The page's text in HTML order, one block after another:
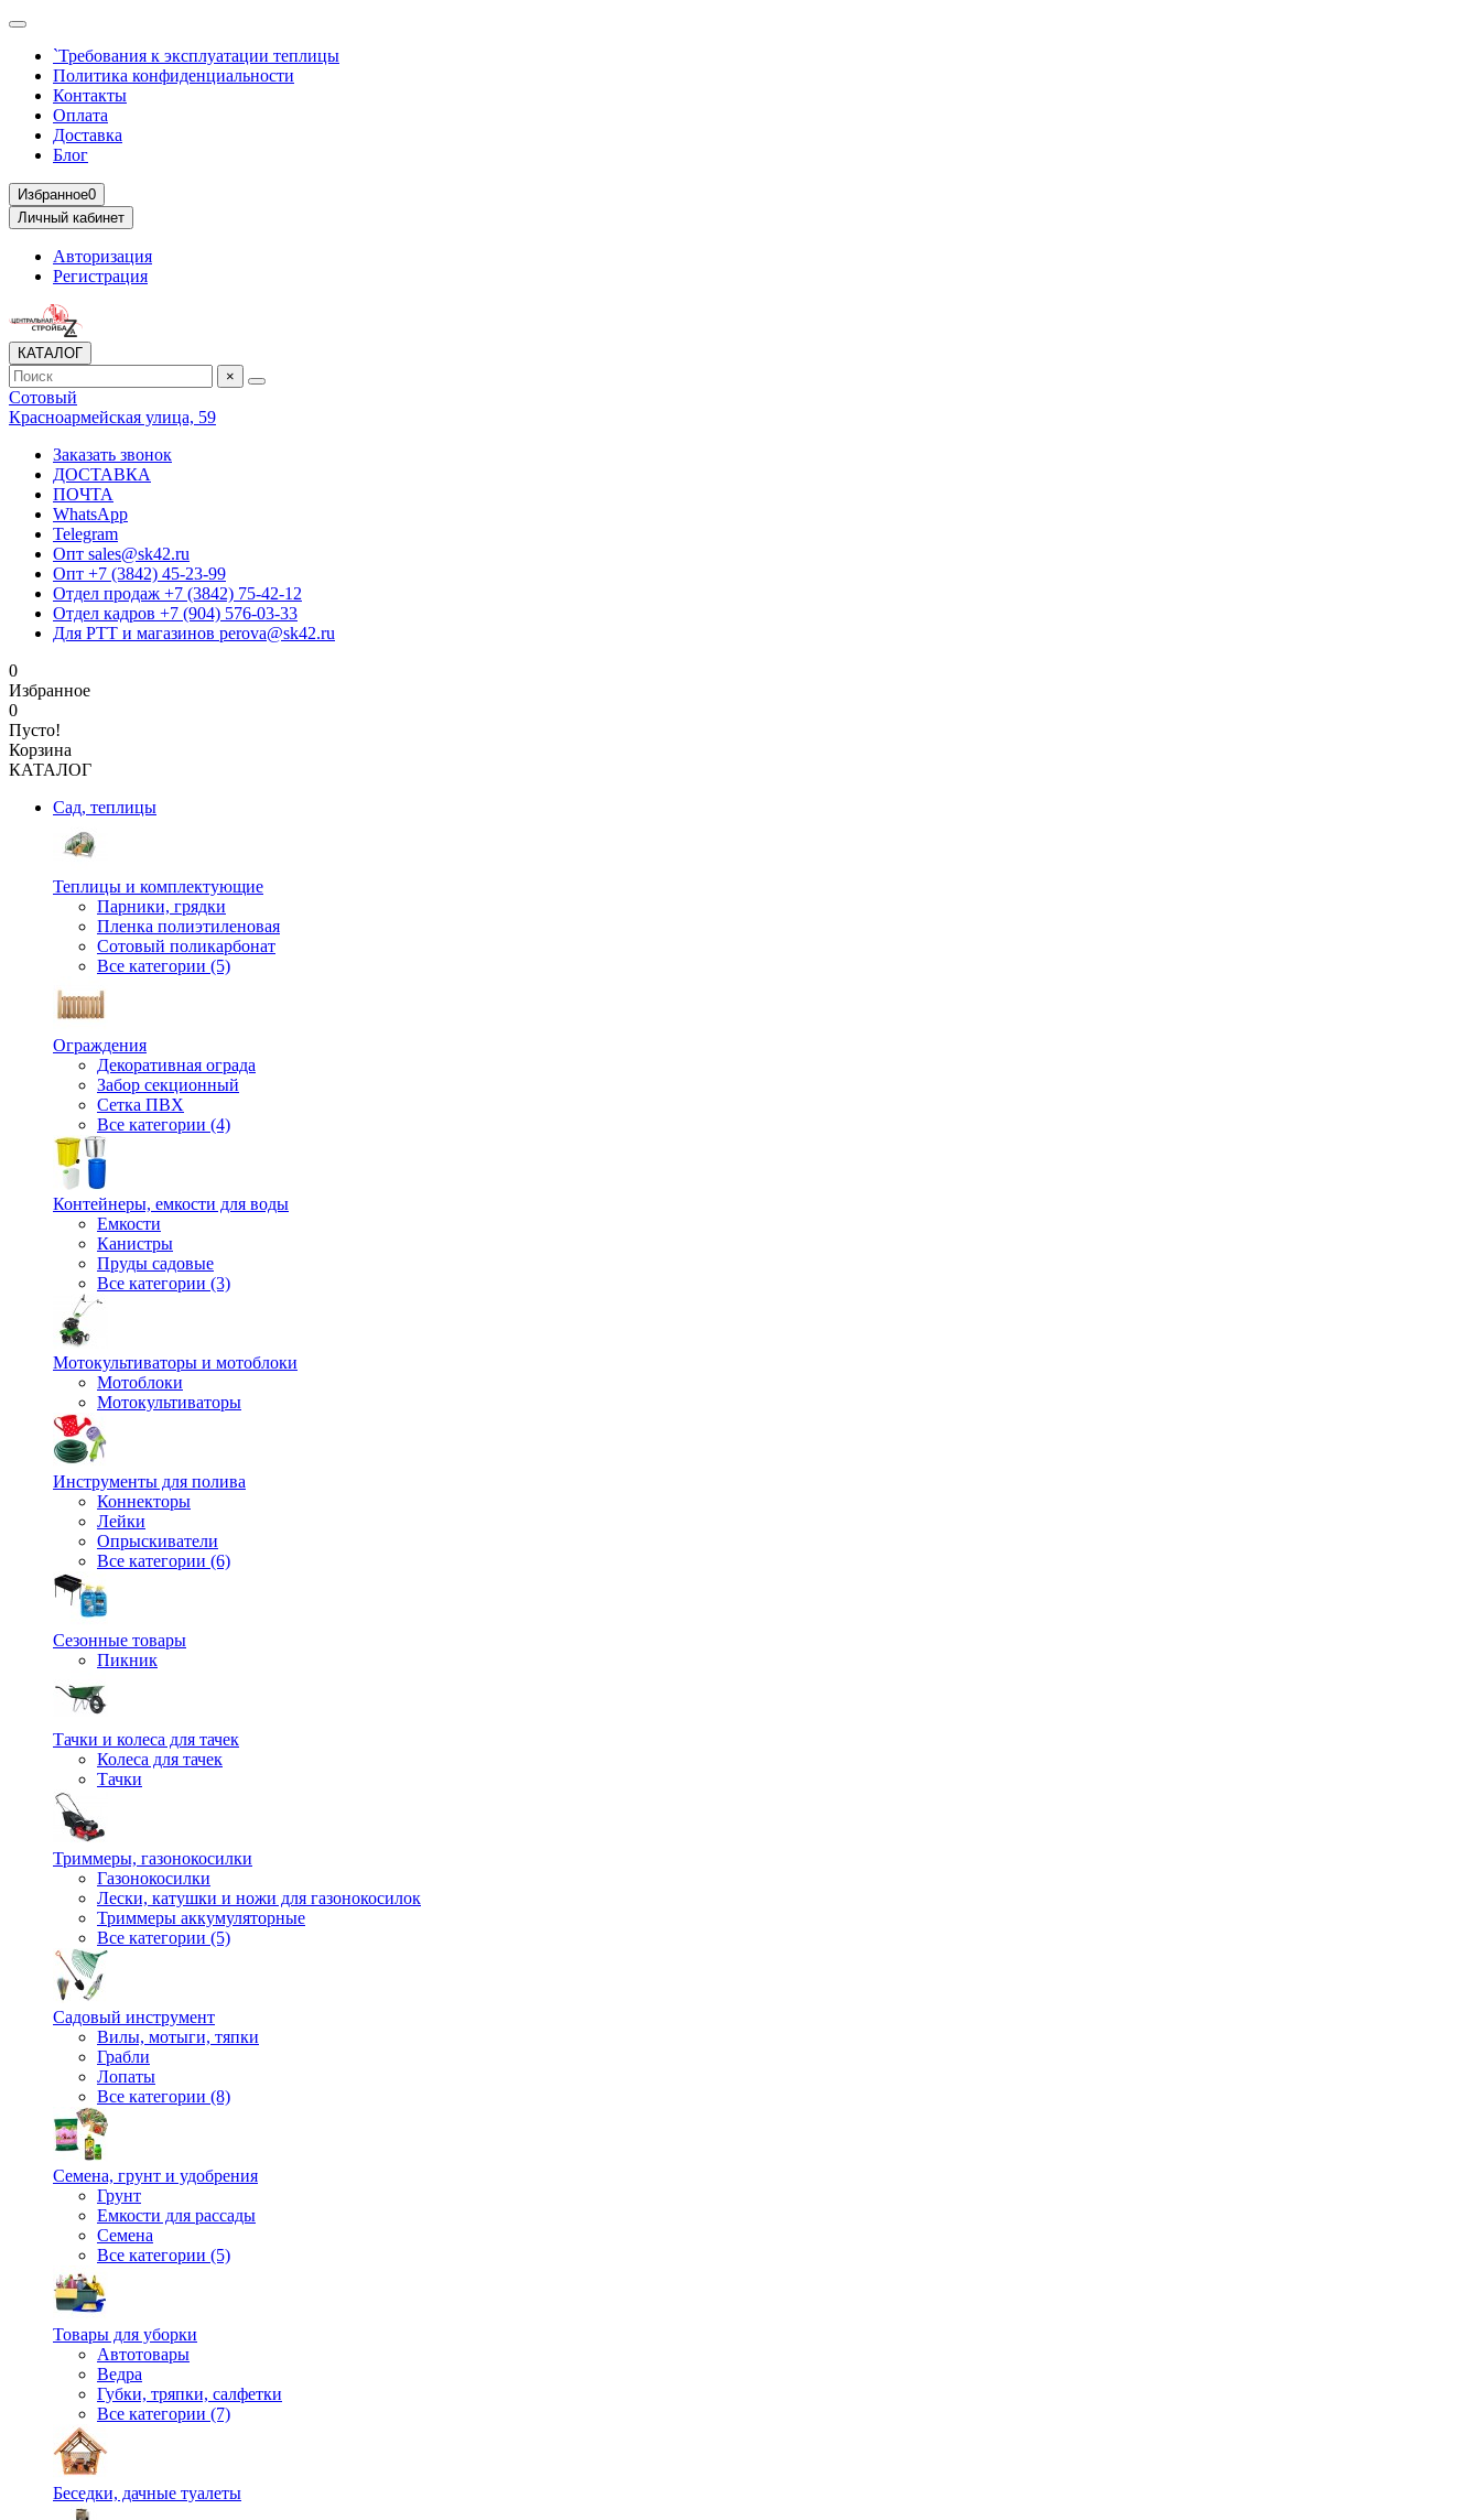
`Требования к эксплуатации теплицы
Политика конфиденциальности
Контакты
Оплата
Доставка
Блог
Избранное0
Личный кабинет
Авторизация
Регистрация
КАТАЛОГ
×
Сотовый
Красноармейская улица, 59
Заказать звонок
ДОСТАВКА
ПОЧТА
WhatsApp
Telegram
Опт sales@sk42.ru
Опт +7 (3842) 45-23-99
Отдел продаж +7 (3842) 75-42-12
Отдел кадров +7 (904) 576-03-33
Для РТТ и магазинов perova@sk42.ru
0
Избранное
0
Пусто!
Корзина
КАТАЛОГ
Сад, теплицы
Теплицы и комплектующие
Парники, грядки
Пленка полиэтиленовая
Сотовый поликарбонат
Все категории (5)
Ограждения
Декоративная ограда
Забор секционный
Сетка ПВХ
Все категории (4)
Контейнеры, емкости для воды
Емкости
Канистры
Пруды садовые
Все категории (3)
Мотокультиваторы и мотоблоки
Мотоблоки
Мотокультиваторы
Инструменты для полива
Коннекторы
Лейки
Опрыскиватели
Все категории (6)
Сезонные товары
Пикник
Тачки и колеса для тачек
Колеса для тачек
Тачки
Триммеры, газонокосилки
Газонокосилки
Лески, катушки и ножи для газонокосилок
Триммеры аккумуляторные
Все категории (5)
Садовый инструмент
Вилы, мотыги, тяпки
Грабли
Лопаты
Все категории (8)
Семена, грунт и удобрения
Грунт
Емкости для рассады
Семена
Все категории (5)
Товары для уборки
Автотовары
Ведра
Губки, тряпки, салфетки
Все категории (7)
Беседки, дачные туалеты